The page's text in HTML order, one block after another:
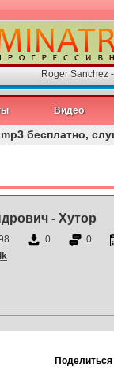
Roger Sanchez -
Видео
бесплатно,
- Хутор
0 0